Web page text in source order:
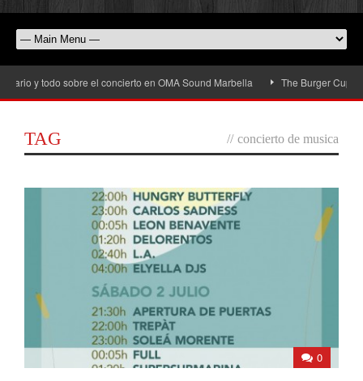
y todo sobre el concierto en OMA Sound Marbella The Burger Cup
TAG // concierto de musica
0